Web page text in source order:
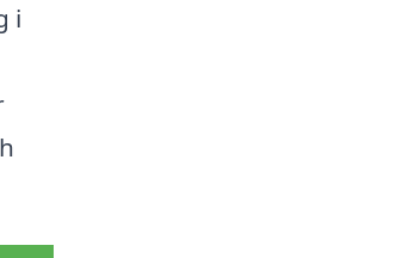
i